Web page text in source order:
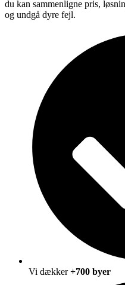
du kan sammenligne pris,
og undgå dyre fejl.
Vi dækker+700 byer